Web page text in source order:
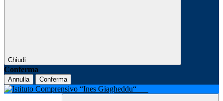
Chiudi
Conferma
Annulla Conferma